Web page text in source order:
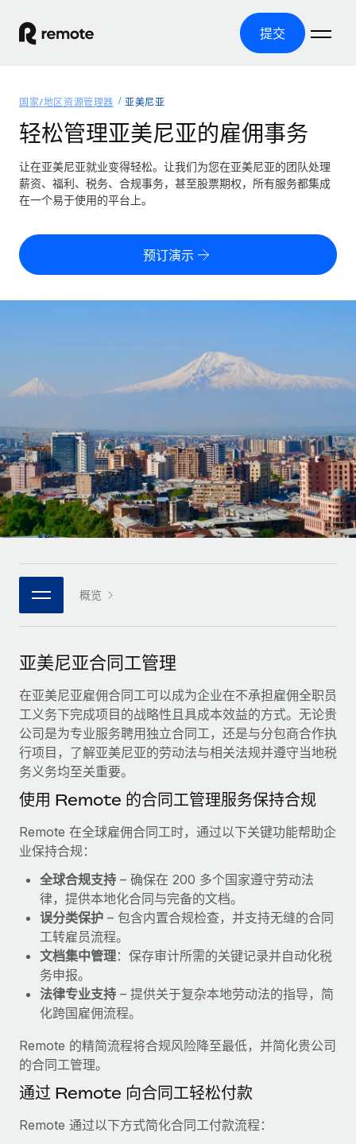
提交
产品
全球招聘
全球薪资管理
轻松运行合规薪资
零实体成本实现全球扩张
基础设施
Remote Embedded
将人力资源无缝融入工作流程
团队的内置核心人力资源功能
连接 新的
使用我们的 MCP 将任何人工智能工具与 Remote 平台相连
借助核心业务工具简化流程
服务
咨询专家
获得全球人力资源与合规方面的专家帮助
背景调查
合规守望台
防范合规风险
设备管理
在全球范围内配置和跟踪 IT 设备
实体设立
快速建立合规实体
人员调配与搬迁
轻松搬迁员工
福利
轻松管理员工福利
覆盖全球
美国各州浏览器
初创企业
为成长型企业量身打造的全球敏捷型人力资源与薪资解决方案
中型市场
通过定制化人力资源解决方案扩展团队
企业
与我们携手合作
战略技术合作伙伴
与我们共探合作机遇
Remote Build 即将推出
集成与人工智能自动化咨询
案例研究
Cultivating a Thriving Remote-First Culture in
Partnership with Remote
At a glance Discover the evolution of TheyDo, a pioneering
journey management platform that has...
了解更多
Reverse Tech's strategic partnership with
Remote for contractor management and
payroll
Reverse Tech at a glance Health and wellness startup,
Reverse Tech, partnered with Remote to manage...
了解更多
资源
工具与计算器
误分类风险计算工具
探索全球合同工的结算货币选项与结算速度
通过 REMOTE 学习
研究与指引
案例研究
人力资源术语表
核对表和模板
职位描述库
网络研讨会
活动
新闻室
薪金与人才洞察
洞察中心
获得支持
查看全部资源
博客
Why owned entities are key to maintaining
EOR compliance
As the global workforce continues to expand in response
to the demands of today’s labor market, the...
了解更多
What a Workday global payroll implementation
actually looks like
Most teams hear "payroll implementation" and picture a
six-month project with a dedicated team....
定价
中文（简体）
Nederlands
Français
Deutsch
Español
Italiano
Português (Portugal)
日本語
한국어
中文（简体）
登录
国家/地区资源管理器 亚美尼亚
轻松管理亚美尼亚的雇佣事务
让在亚美尼亚就业变得轻松。让我们为您在亚美尼亚的团队处理
薪资、福利、税务、合规事务，甚至股票期权，所有服务都集成
在一个易于使用的平台上。
预订演示
概览
亚美尼亚合同工管理
在亚美尼亚雇佣合同工可以成为企业在不承担雇佣全职员
工义务下完成项目的战略性且具成本效益的方式。无论贵
公司是为专业服务聘用独立合同工，还是与分包商合作执
行项目，了解亚美尼亚的劳动法与相关法规并遵守当地税
务义务均至关重要。
使用 Remote 的合同工管理服务保持合规
Remote 在全球雇佣合同工时，通过以下关键功能帮助企
业保持合规：
全球合规支持 – 确保在 200 多个国家遵守劳动法
律，提供本地化合同与完备的文档。
误分类保护 – 包含内置合规检查，并支持无缝的合同
工转雇员流程。
文档集中管理：保存审计所需的关键记录并自动化税
务申报。
法律专业支持 – 提供关于复杂本地劳动法的指导，简
化跨国雇佣流程。
Remote 的精简流程将合规风险降至最低，并简化贵公司
的合同工管理。
通过 Remote 向合同工轻松付款
Remote 通过以下方式简化合同工付款流程：